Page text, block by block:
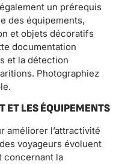
un prérequis
des équipements,
et objets décoratifs
documentation
et la détection
Photographiez
ET LES ÉQUIPEMENTS
améliorer l’attractivité
voyageurs évoluent
concernant la